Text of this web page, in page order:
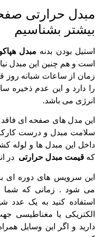
بیشتر بشناسیم
استیل بودن بدنه مبدل
است و هم چنین این مبدل
زمان از ساعات شبانه روز
را دارد و این عدم ذخیره
انرژی می باشد.
این مدل های صفحه ای فاقد
سلامت مبدل و درست
داخل این مبدل ها و لوله
که قیمت مبدل حرارتی در
این سرویس های دوره ای
می شود . زمانی که شما
استفاده کنید به یک
الکتریکی یا مغناطیسی
دارید و اگر این وسایل